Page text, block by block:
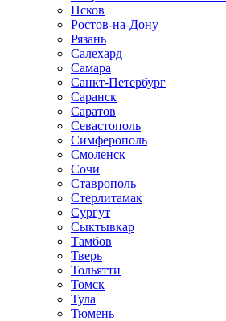
Псков
Ростов-на-Дону
Рязань
Салехард
Самара
Санкт-Петербург
Саранск
Саратов
Севастополь
Симферополь
Смоленск
Сочи
Ставрополь
Стерлитамак
Сургут
Сыктывкар
Тамбов
Тверь
Тольятти
Томск
Тула
Тюмень